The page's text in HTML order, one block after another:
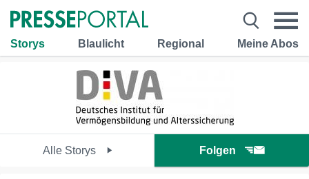
Storys Blaulicht Regional Meine Abos
Alle Storys Folgen